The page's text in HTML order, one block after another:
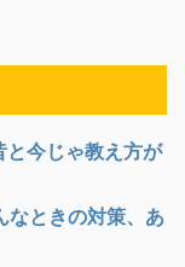
と今じゃ教え方が
なときの対策、あ